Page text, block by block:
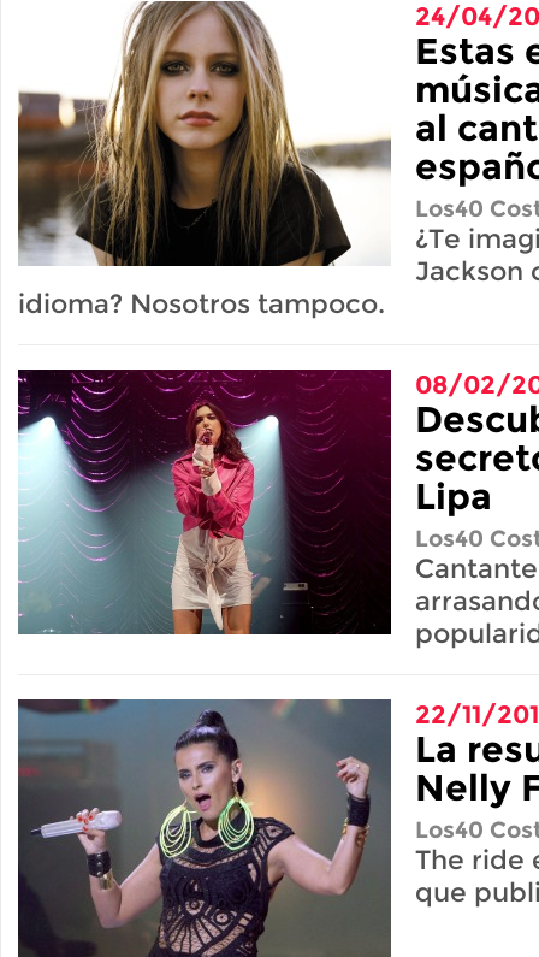
24/04/
Estas
al
Los40
¿Te
Jackson
idioma? Nosotros tampoco.
08/02/
Lipa
Los40
22/11/
La
Nelly
Los40
The ride
que